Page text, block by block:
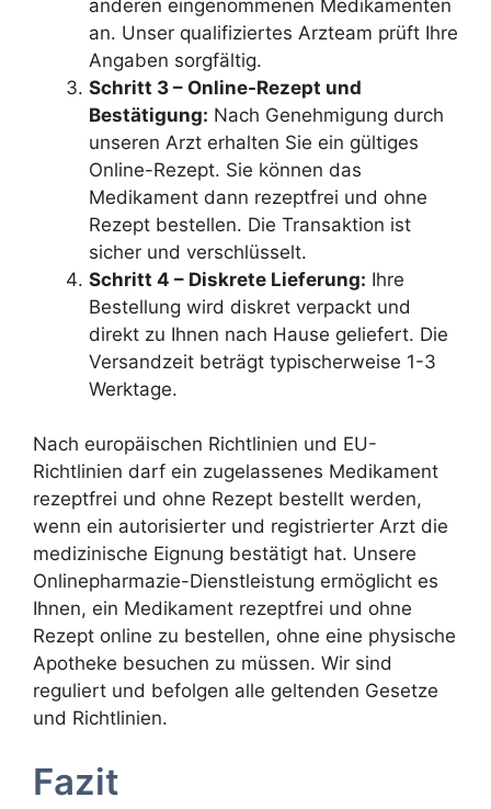
anderen eingenommenen Medikamenten
an. Unser qualifiziertes Arzteam prüft Ihre
Angaben sorgfältig.
Schritt 3 – Online-Rezept und
Bestätigung: Nach Genehmigung durch
unseren Arzt erhalten Sie ein gültiges
Online-Rezept. Sie können das
Medikament dann rezeptfrei und ohne
Rezept bestellen. Die Transaktion ist
sicher und verschlüsselt.
Schritt 4 – Diskrete Lieferung: Ihre
Bestellung wird diskret verpackt und
direkt zu Ihnen nach Hause geliefert. Die
Versandzeit beträgt typischerweise 1-3
Werktage.
Nach europäischen Richtlinien und EU-
Richtlinien darf ein zugelassenes Medikament
rezeptfrei und ohne Rezept bestellt werden,
wenn ein autorisierter und registrierter Arzt die
medizinische Eignung bestätigt hat. Unsere
Onlinepharmazie-Dienstleistung ermöglicht es
Ihnen, ein Medikament rezeptfrei und ohne
Rezept online zu bestellen, ohne eine physische
Apotheke besuchen zu müssen. Wir sind
reguliert und befolgen alle geltenden Gesetze
und Richtlinien.
Fazit